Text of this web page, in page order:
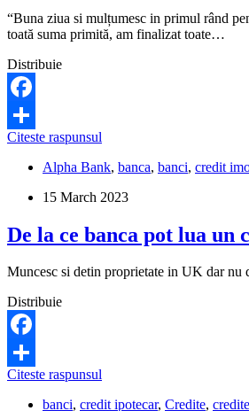
“Buna ziua si mulțumesc in primul rând
toată suma primită, am finalizat toate…
Distribuie
Facebook
Share
Citeste raspunsul
fac
unui
ipotecar,
daca
am
Alpha Bank, banca, banci, credit
15 March 2023
De la ce banca pot lua
Muncesc si detin proprietate in UK dar nu
Distribuie
Facebook
Share
Citeste raspunsul
ce
banci, credit ipotecar, Credite,